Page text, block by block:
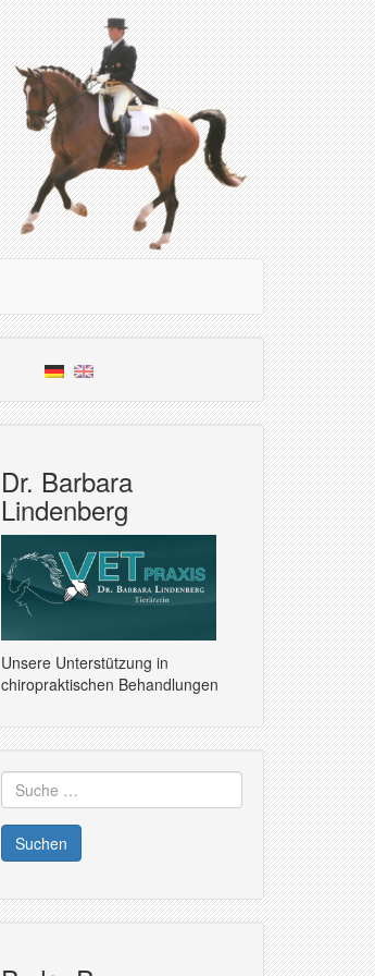
Dr. Barbara
Lindenberg
Unsere Unterstützung in
chiropraktischen Behandlungen
Suche
nach: